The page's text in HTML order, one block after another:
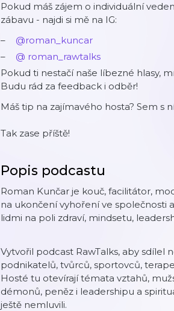
Pokud máš zájem o individuální
zábavu - najdi si mě na IG:
@roman_kuncar
@ roman_rawtalks
Pokud ti nestačí naše líbezné hlasy,
Budu rád za feedback i odběr!
Máš tip na zajímavého hosta? Sem s
Tak zase příště!
Popis podcastu
Roman Kunčar je kouč, facilitátor,
na ukončení vyhoření ve společnosti
lidmi na poli zdraví, mindsetu,
Vytvořil podcast RawTalks, aby sdílel
podnikatelů, tvůrců, sportovců,
Hosté tu otevírají témata vztahů,
démonů, peněz i leadershipu a
ještě nemluvili.